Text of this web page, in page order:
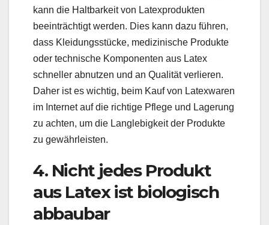
kann die Haltbarkeit von Latexprodukten
beeinträchtigt werden. Dies kann dazu führen,
dass Kleidungsstücke, medizinische Produkte
oder technische Komponenten aus Latex
schneller abnutzen und an Qualität verlieren.
Daher ist es wichtig, beim Kauf von Latexwaren
im Internet auf die richtige Pflege und Lagerung
zu achten, um die Langlebigkeit der Produkte
zu gewährleisten.
4. Nicht jedes Produkt
aus Latex ist biologisch
abbaubar